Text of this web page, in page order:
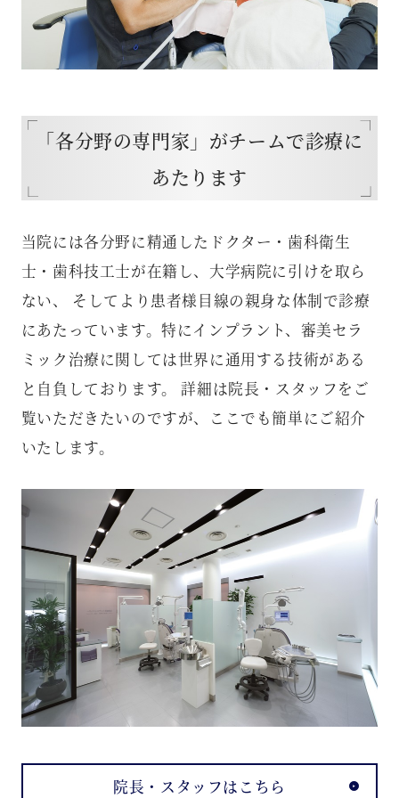
「各分野の専門家」がチームで診療に
あたります
当院には各分野に精通したドクター・歯科衛生
士・歯科技工士が在籍し、大学病院に引けを取ら
ない、 そしてより患者様目線の親身な体制で診療
にあたっています。特にインプラント、審美セラ
ミック治療に関しては世界に通用する技術がある
と自負しております。 詳細は院長・スタッフをご
覧いただきたいのですが、ここでも簡単にご紹介
いたします。
院長・スタッフはこちら